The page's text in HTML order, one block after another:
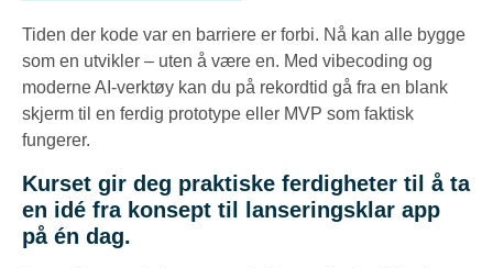
Tiden der kode var en barriere er forbi. Nå kan alle bygge
som en utvikler – uten å være en. Med vibecoding og
moderne AI-verktøy kan du på rekordtid gå fra en blank
skjerm til en ferdig prototype eller MVP som faktisk
fungerer.
Kurset gir deg praktiske ferdigheter til å ta
en idé fra konsept til lanseringsklar app
på én dag.